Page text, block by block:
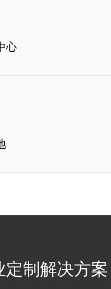
心
，极具权威性，若出现仿造假冒
定制解决方